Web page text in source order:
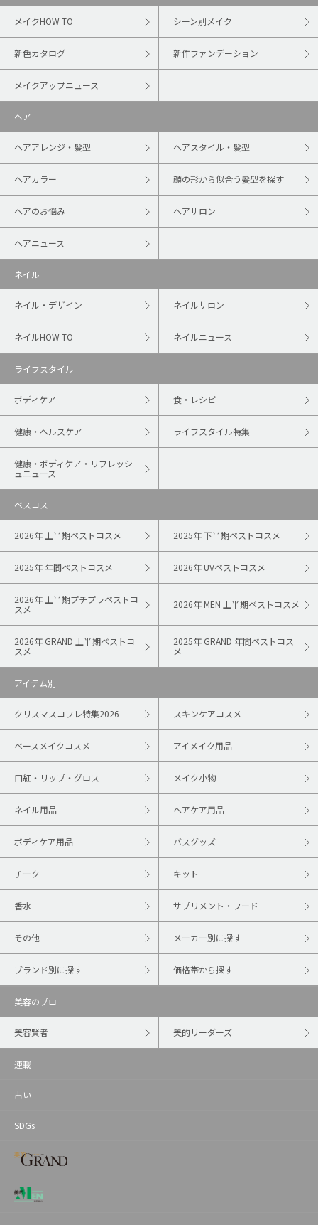
メイクHOW TO シーン別メイク
新色カタログ 新作ファンデーション
メイクアップニュース
ヘア
ヘアアレンジ・髪型 ヘアスタイル・髪型
ヘアカラー 顔の形から似合う髪型を探す
ヘアのお悩み ヘアサロン
ヘアニュース
ネイル
ネイル・デザイン ネイルサロン
ネイルHOW TO ネイルニュース
ライフスタイル
ボディケア 食・レシピ
健康・ヘルスケア ライフスタイル特集
健康・ボディケア・リフレッシ
ュニュース
ベスコス
2026年 上半期ベストコスメ 2025年 下半期ベストコスメ
2025年 年間ベストコスメ 2026年 UVベストコスメ
2026年 上半期プチプラベストコ
スメ
2026年 MEN 上半期ベストコスメ
2026年 GRAND 上半期ベストコ
スメ
2025年 GRAND 年間ベストコス
メ
アイテム別
クリスマスコフレ特集2026 スキンケアコスメ
ベースメイクコスメ アイメイク用品
口紅・リップ・グロス メイク小物
ネイル用品 ヘアケア用品
ボディケア用品 バスグッズ
チーク キット
香水 サプリメント・フード
その他 メーカー別に探す
ブランド別に探す 価格帯から探す
美容のプロ
美容賢者 美的リーダーズ
連載
占い
SDGs